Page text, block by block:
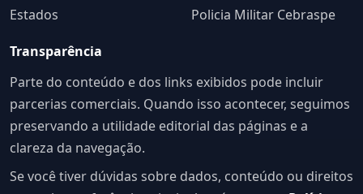
Estados
Policia Militar Cebraspe
Transparência
Parte do conteúdo e dos links exibidos pode incluir
parcerias comerciais. Quando isso acontecer, seguimos
preservando a utilidade editorial das páginas e a
clareza da navegação.
Se você tiver dúvidas sobre dados, conteúdo ou direitos